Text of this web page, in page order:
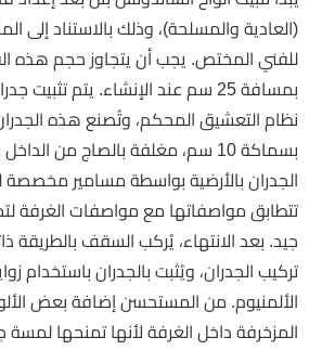
(العادية والمسلحة)، وذلك بالاستناد إلى
للفني المختص. يجب أن يتجاوز حجم هذه
بمسافة 25 سم عند الإنشاء. يتم
نظام التعشيق المحكم، وتُصنع هذه
بسماكة 10 سم، مغلفة بالصاج من
الجدران بالأرضية بواسطة مسامير
تتطابق مواصفاتها مع مواصفات الغرفة
جيد. بعد الانتهاء، يُركب السقف بالطريقة
تركيب الجدران، ويُثبت بالجدران باستخدام
الألمنيوم. من المستحسن إضافة بعض
المزخرفة داخل الغرفة لأنها تمنحها لمسة